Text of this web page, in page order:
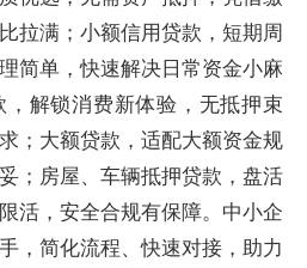
拉满；小额信用贷款，短期周
简单，快速解决日常资金小麻
解锁消费新体验，无抵押束
；大额贷款，适配大额资金规
；房屋、车辆抵押贷款，盘活
活，安全合规有保障。中小企
，简化流程、快速对接，助力